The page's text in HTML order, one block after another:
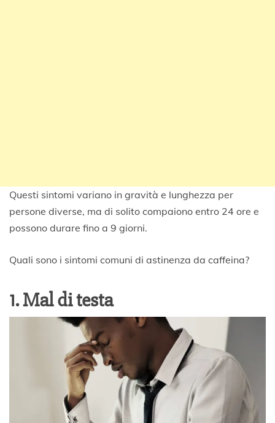
Questi sintomi variano in gravità e lunghezza per
persone diverse, ma di solito compaiono entro 24 ore e
possono durare fino a 9 giorni.
Quali sono i sintomi comuni di astinenza da caffeina?
1. Mal di testa